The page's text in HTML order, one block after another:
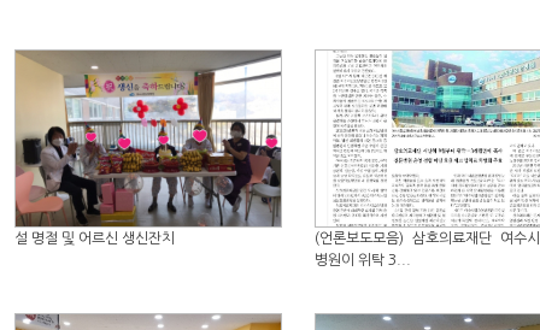
설 명절 및 어르신 생신잔치
(언론보도모음) 삼호의료재단 여수
병원이 위탁 3...